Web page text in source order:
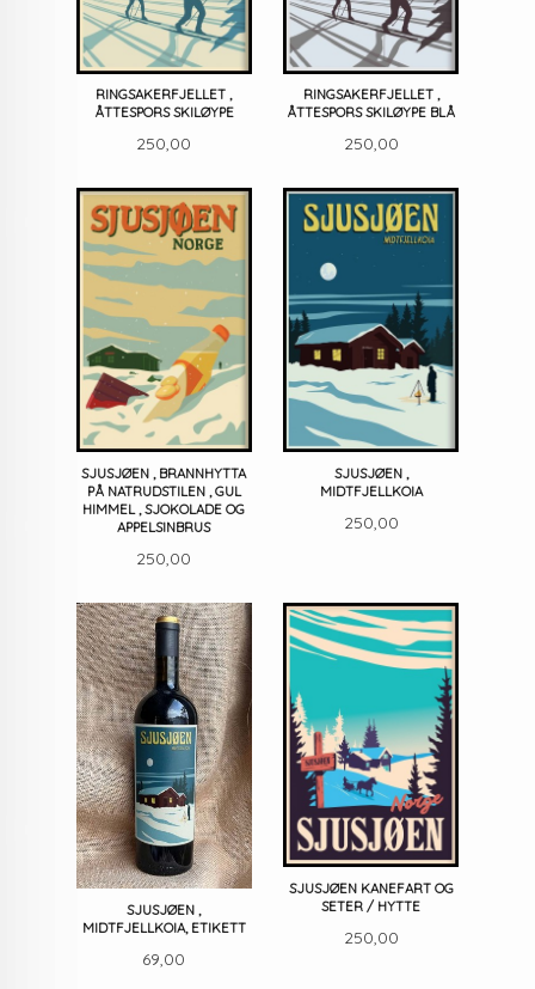
RINGSAKERFJELLET ,
ÅTTESPORS SKILØYPE
Pris
250,00
RINGSAKERFJELLET ,
ÅTTESPORS SKILØYPE BLÅ
Pris
250,00
SJUSJØEN , BRANNHYTTA
PÅ NATRUDSTILEN , GUL
HIMMEL , SJOKOLADE OG
APPELSINBRUS
Pris
250,00
SJUSJØEN ,
MIDTFJELLKOIA
Pris
250,00
SJUSJØEN ,
MIDTFJELLKOIA, ETIKETT
Pris
69,00
SJUSJØEN KANEFART OG
SETER / HYTTE
Pris
250,00